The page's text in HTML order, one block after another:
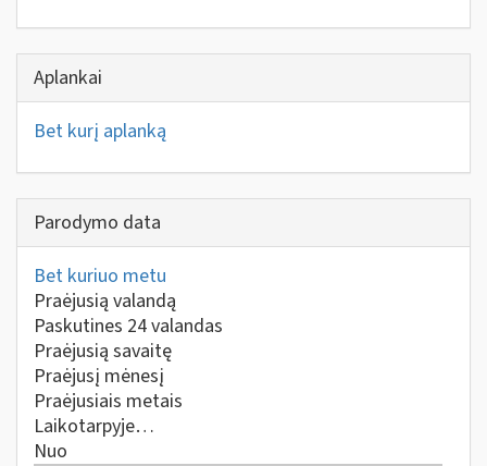
Aplankai
Bet kurį aplanką
Parodymo data
Bet kuriuo metu
Praėjusią valandą
Paskutines 24 valandas
Praėjusią savaitę
Praėjusį mėnesį
Praėjusiais metais
Laikotarpyje…
Nuo